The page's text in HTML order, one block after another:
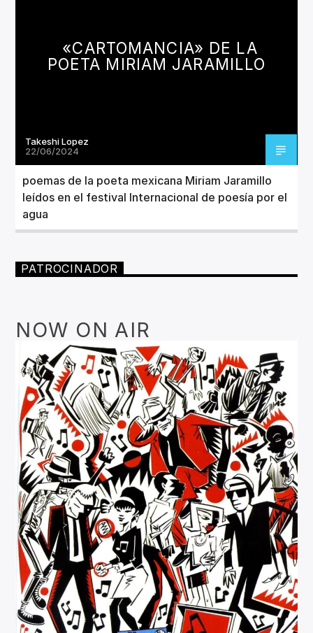
Invencible Radio
«CARTOMANCIA» DE LA
POETA MIRIAM JARAMILLO
Takeshi Lopez
22/06/2024
poemas de la poeta mexicana Miriam Jaramillo
leídos en el festival Internacional de poesía por el
agua
PATROCINADOR
NOW ON AIR